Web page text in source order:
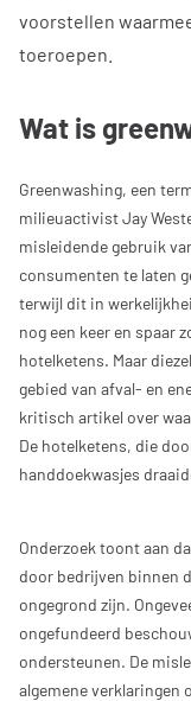
voorstellen
toeroepen.
Wat is
Greenwashing, een
milieuactivist Jay
misleidende gebruik
consumenten te laten
terwijl dit in
nog een keer en spaar
hotelketens. Maar
gebied van afval- en
kritisch artikel over
De hotelketens, die
handdoekwasjes
Onderzoek toont aan
door bedrijven binnen
ongegrond zijn.
ongefundeerd
ondersteunen. De
algemene